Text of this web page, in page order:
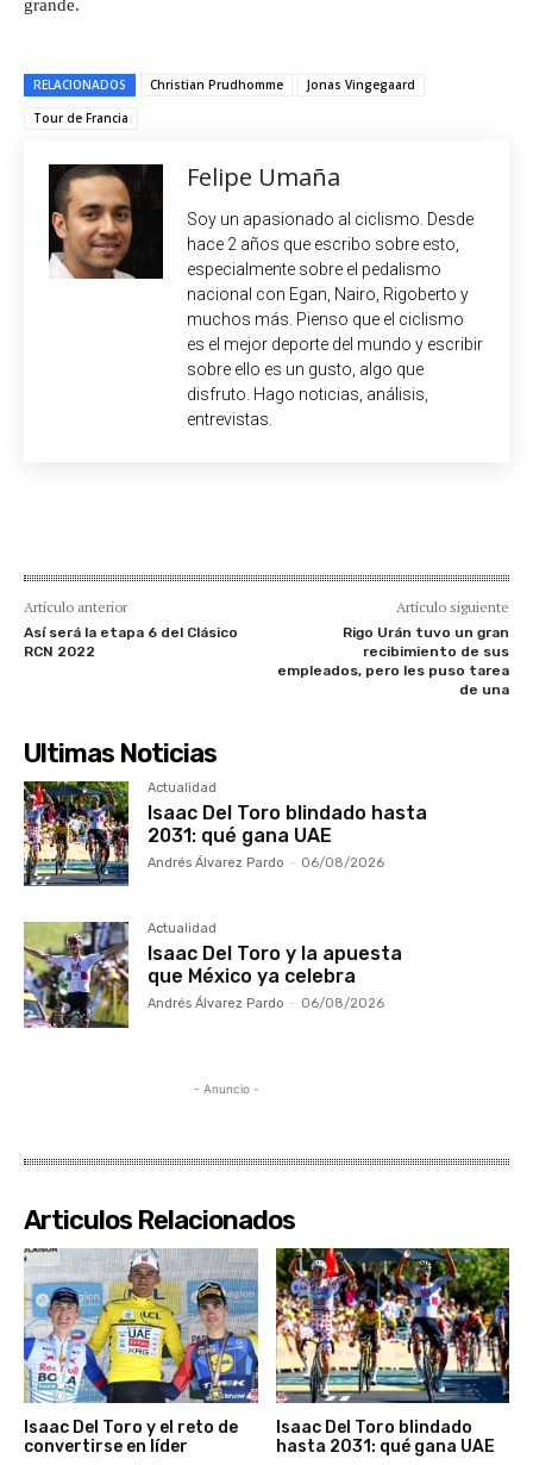
grande.
RELACIONADOS Christian Prudhomme
Jonas Vingegaard
Tour de Francia
Felipe Umaña
Soy un apasionado al ciclismo. Desde
hace 2 años que escribo sobre esto,
especialmente sobre el pedalismo
nacional con Egan, Nairo, Rigoberto y
muchos más. Pienso que el ciclismo
es el mejor deporte del mundo y escribir
sobre ello es un gusto, algo que
disfruto. Hago noticias, análisis,
entrevistas.
Artículo anterior
Así será la etapa 6 del Clásico
RCN 2022
Artículo siguiente
Rigo Urán tuvo un gran
recibimiento de sus
empleados, pero les puso tarea
de una
Ultimas Noticias
Actualidad
Isaac Del Toro blindado hasta
2031: qué gana UAE
Andrés Álvarez Pardo - 06/08/2026
Actualidad
Isaac Del Toro y la apuesta
que México ya celebra
Andrés Álvarez Pardo - 06/08/2026
- Anuncio -
Articulos Relacionados
Isaac Del Toro y el reto de
convertirse en líder
Isaac Del Toro blindado
hasta 2031: qué gana UAE